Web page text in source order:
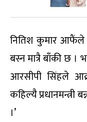
नितिश कुमार
बस्न मात्रै बाँकी छ ।
आरसीपी सिंहले
कहिल्यै
।’